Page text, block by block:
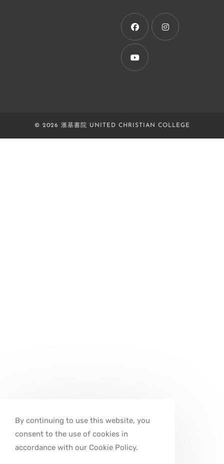
Opens
in
tab
© 2026 滙基書院 UNITED CHRISTIAN COLLEGE
By continuing to use this website, you
consent to the use of cookies in
accordance with our Cookie Policy.